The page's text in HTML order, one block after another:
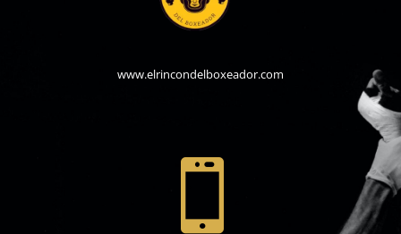
www.elrincondelboxeador.com
